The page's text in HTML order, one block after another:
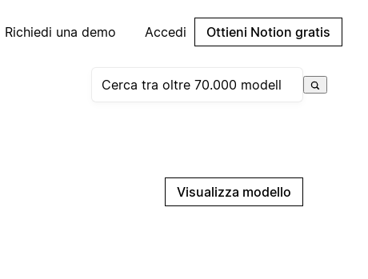
Richiedi una demo Accedi Ottieni Notion gratis
Visualizza modello